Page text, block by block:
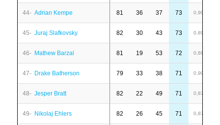
44- Adrian Kempe 81 36 37 73 0,90
45- Juraj Slafkovsky 82 30 43 73 0,89
46- Mathew Barzal 81 19 53 72 0,89
47- Drake Batherson 79 33 38 71 0,90
48- Jesper Bratt 82 22 49 71 0,87
49- Nikolaj Ehlers 82 26 45 71 0,87